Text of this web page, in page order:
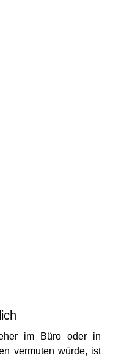
im Büro oder in
vermuten würde, ist